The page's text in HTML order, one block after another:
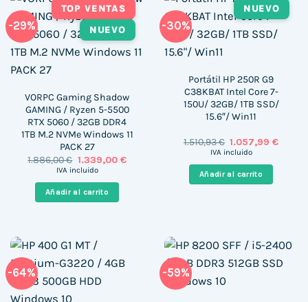
-29%
TOP VENTAS
NUEVO
VORPC Gaming Shadow
GAMING / Ryzen 5-5500
RTX 5060 / 32GB DDR4
1TB M.2 NVMe Windows 11
PACK 27
1.886,00€ El
precio
era:
1.886,00 €.
1.339,00 €El
IVA incluido
Añadir al carrito
-30%
NUEVO
Portátil HP 250R G9
C38KBAT Intel Core 7-
150U/ 32GB/ 1TB SSD/
15.6″/ Win11
1.510,93€ El
precio
era:
1.510,93 €.
1.057,99€El
IVA incluido
Añadir al carrito
-64% -59%